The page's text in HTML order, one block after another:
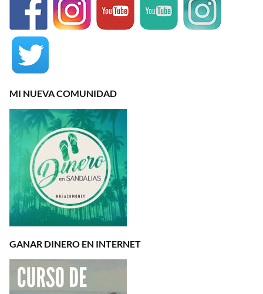
MI NUEVA COMUNIDAD
GANAR DINERO EN INTERNET